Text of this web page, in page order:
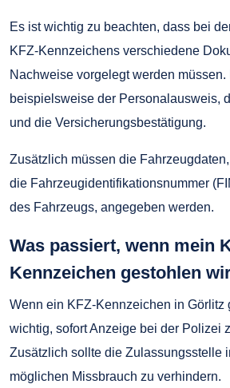
Es ist wichtig zu beachten, dass bei
KFZ-Kennzeichens verschiedene
Nachweise vorgelegt werden müssen.
beispielsweise der Personalausweis,
und die Versicherungsbestätigung.
Zusätzlich müssen die
die Fahrzeugidentifikationsnummer
des Fahrzeugs, angegeben werden.
Was passiert, wenn mein
Kennzeichen gestohlen
Wenn ein KFZ-Kennzeichen in Görlitz
wichtig, sofort Anzeige bei der Polizei
Zusätzlich sollte die Zulassungsstelle
möglichen Missbrauch zu verhindern.